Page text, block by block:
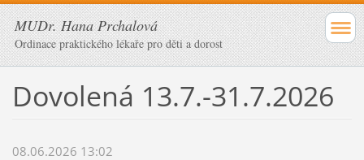
MUDr. Hana Prchalová
Ordinace praktického lékaře pro děti a dorost
Dovolená 13.7.-31.7.2026
08.06.2026 13:02